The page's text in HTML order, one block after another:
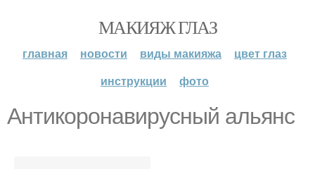
МАКИЯЖ ГЛАЗ
главная новости виды макияжа
цвет глаз
инструкции
фото
Антикоронавирусный альянс